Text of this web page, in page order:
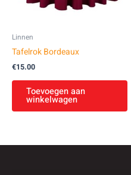
Linnen
Tafelrok Bordeaux
€15.00
Toevoegen aan
winkelwagen